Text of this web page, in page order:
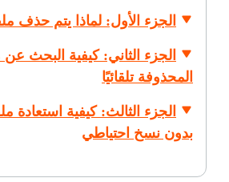
الجزء الأول: لماذا يتم حذف
الجزء الثاني: كيفية البحث
المحذوفة تلقائيًا
الجزء الثالث: كيفية
بدون نسخ احتياطي